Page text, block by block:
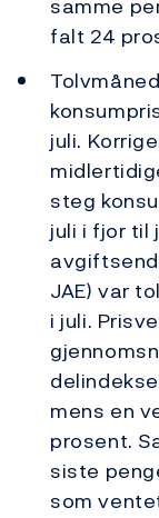
samme
falt 24
juli.
steg
juli i fjor til
JAE) var
i juli.
mens en
prosent.
siste
som